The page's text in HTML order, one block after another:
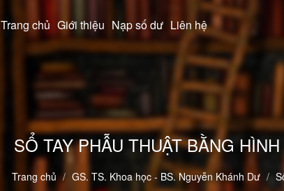
Trang chủ Giới thiệu Nạp số dư Liên hệ
SỔ TAY PHẪU THUẬT BẰNG
Trang chủ GS. TS. Khoa học - BS. Nguyễn Khánh Dư